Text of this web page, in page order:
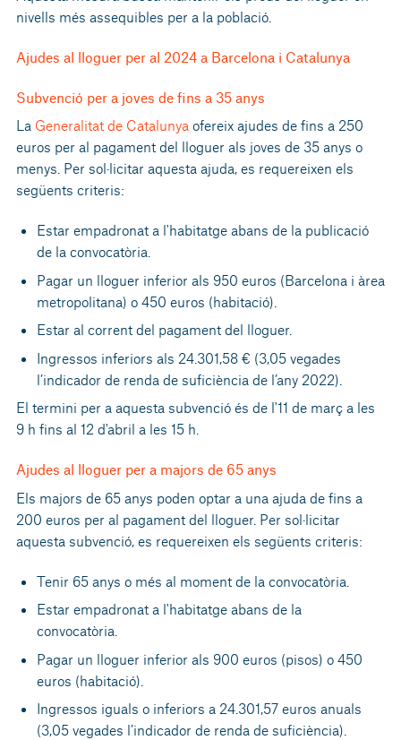
nivells més assequibles per a la població.
Ajudes al lloguer per al 2024 a Barcelona i Catalunya
Subvenció per a joves de fins a 35 anys
La Generalitat de Catalunya ofereix ajudes de fins a 250
euros per al pagament del lloguer als joves de 35 anys o
menys. Per sol·licitar aquesta ajuda, es requereixen els
següents criteris:
Estar empadronat a l'habitatge abans de la publicació
de la convocatòria.
Pagar un lloguer inferior als 950 euros (Barcelona i àrea
metropolitana) o 450 euros (habitació).
Estar al corrent del pagament del lloguer.
Ingressos inferiors als 24.301,58 € (3,05 vegades
l’indicador de renda de suficiència de l’any 2022).
El termini per a aquesta subvenció és de l'11 de març a les
9 h fins al 12 d'abril a les 15 h.
Ajudes al lloguer per a majors de 65 anys
Els majors de 65 anys poden optar a una ajuda de fins a
200 euros per al pagament del lloguer. Per sol·licitar
aquesta subvenció, es requereixen els següents criteris:
Tenir 65 anys o més al moment de la convocatòria.
Estar empadronat a l'habitatge abans de la
convocatòria.
Pagar un lloguer inferior als 900 euros (pisos) o 450
euros (habitació).
Ingressos iguals o inferiors a 24.301,57 euros anuals
(3,05 vegades l’indicador de renda de suficiència).